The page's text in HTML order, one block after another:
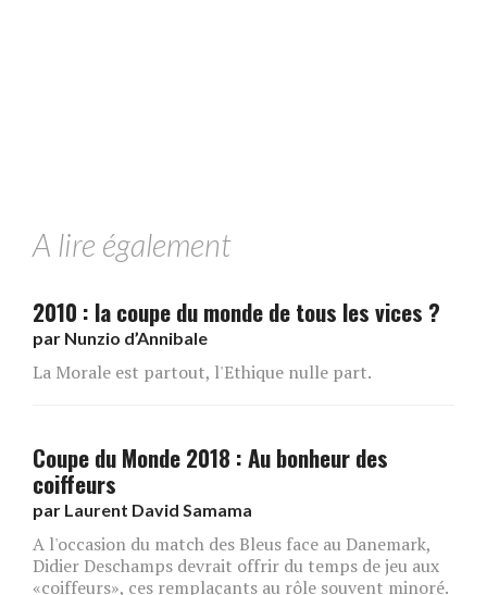
A lire également
2010 : la coupe du monde de tous les vices ?
par Nunzio d’Annibale
La Morale est partout, l'Ethique nulle part.
Coupe du Monde 2018 : Au bonheur des
coiffeurs
par Laurent David Samama
A l'occasion du match des Bleus face au Danemark,
Didier Deschamps devrait offrir du temps de jeu aux
«coiffeurs», ces remplaçants au rôle souvent minoré.